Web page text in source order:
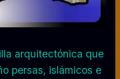
arquitectónica que
persas, islámicos e